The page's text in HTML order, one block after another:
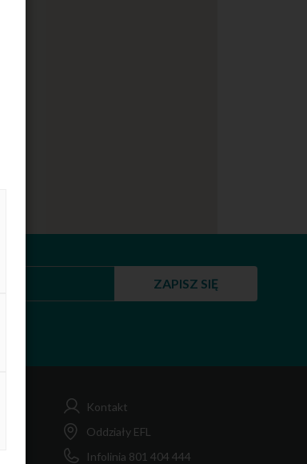
ZAPISZ SIĘ
Kontakt
Oddziały EFL
Infolinia 801 404 444